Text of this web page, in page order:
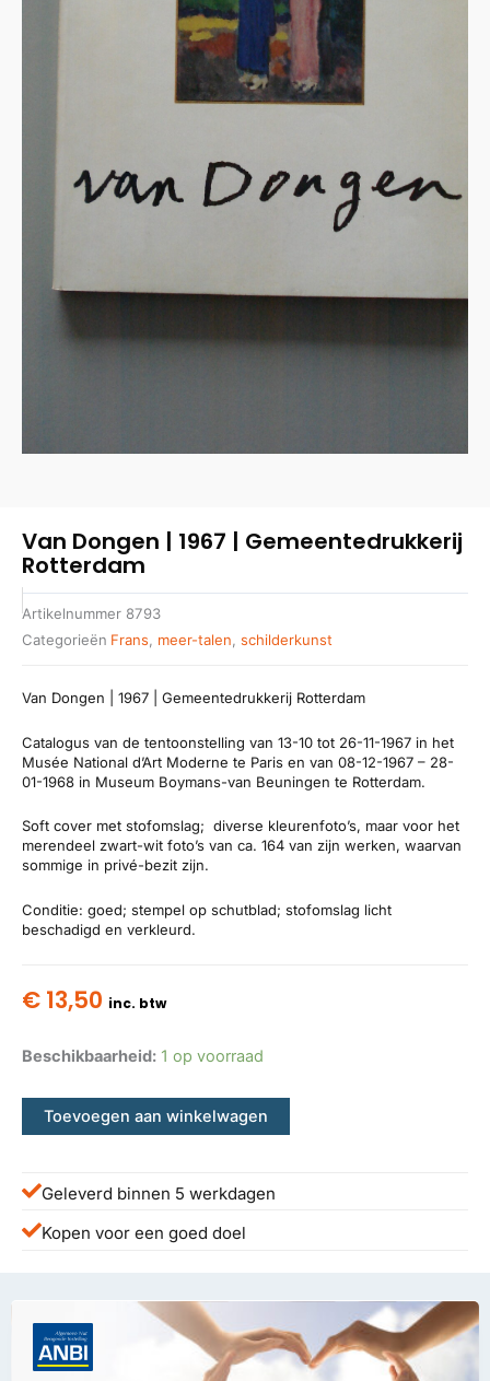
Van Dongen | 1967 | Gemeentedrukkerij
Rotterdam
Artikelnummer 8793
Categorieën Frans, meer-talen, schilderkunst
Van Dongen | 1967 | Gemeentedrukkerij Rotterdam
Catalogus van de tentoonstelling van 13-10 tot 26-11-1967 in het
Musée National d’Art Moderne te Paris en van 08-12-1967 – 28-
01-1968 in Museum Boymans-van Beuningen te Rotterdam.
Soft cover met stofomslag; diverse kleurenfoto’s, maar voor het
merendeel zwart-wit foto’s van ca. 164 van zijn werken, waarvan
sommige in privé-bezit zijn.
Conditie: goed; stempel op schutblad; stofomslag licht
beschadigd en verkleurd.
€ 13,50 inc. btw
Beschikbaarheid: 1 op voorraad
Toevoegen aan winkelwagen
Geleverd binnen 5 werkdagen
Kopen voor een goed doel